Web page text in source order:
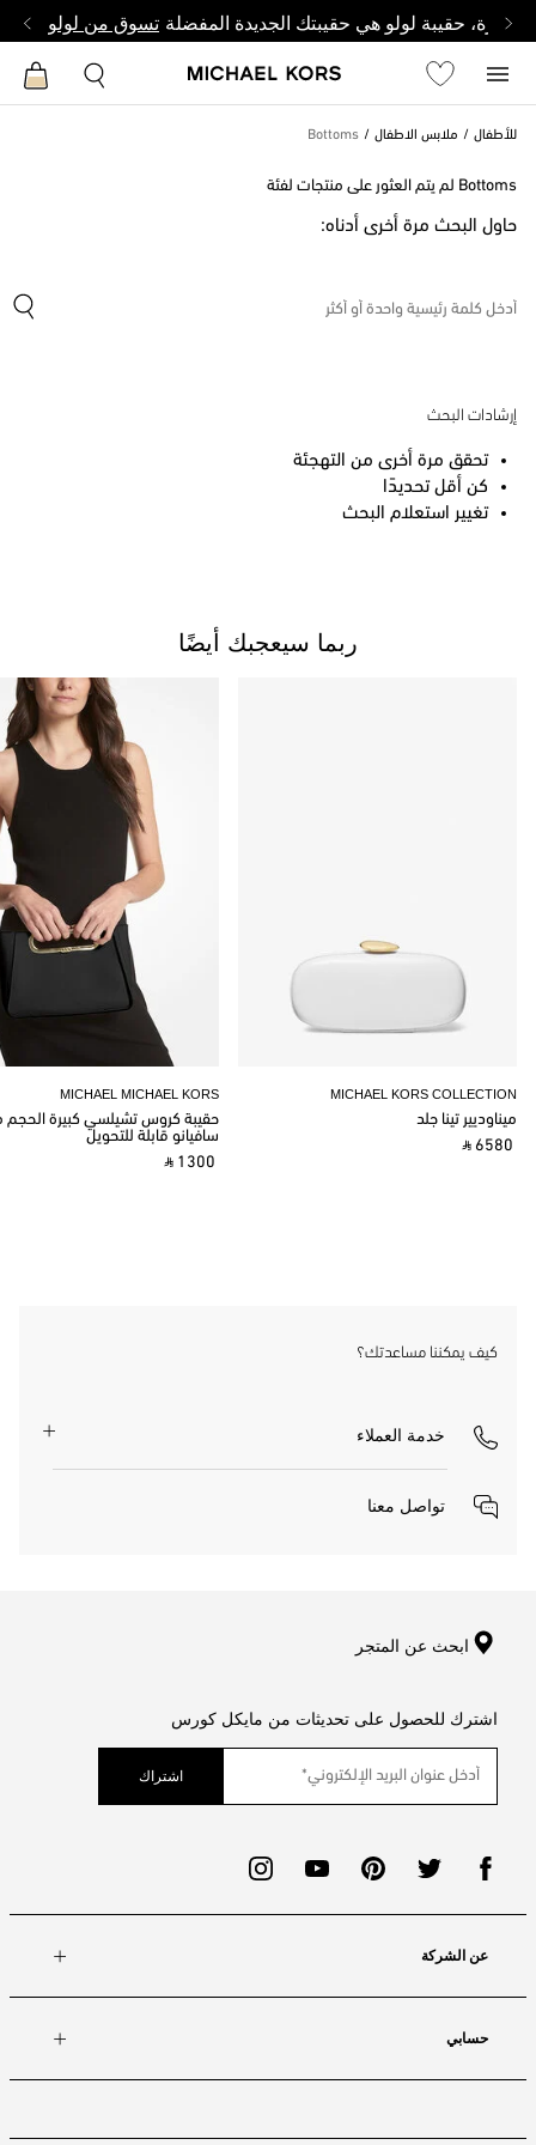
وصغيرة، حقيبة لولو هي حقيبتك الجديدة المفضلة تسوق من لولو
للأطفال ملابس الاطفال Bottoms
Bottoms لم يتم العثور على منتجات لفئة
حاول البحث مرة أخرى أدناه:
إرشادات البحث
تحقق مرة أخرى من التهجئة
كن أقل تحديدًا
تغيير استعلام البحث
ربما سيعجبك أيضًا
MICHAEL MICHAEL KORS
حقيبة كروس تشيلسي كبيرة الحجم
سافيانو قابلة للتحويل
‎ ⃁ 1300 ‎
MICHAEL KORS COLLECTION
ميناوديير تينا جلد
‎ ⃁ 6580 ‎
كيف يمكننا مساعدتك؟
خدمة العملاء
تواصل معنا
ابحث عن المتجر
اشترك للحصول على تحديثات من مايكل كورس
اشتراك
عن الشركة
حسابي